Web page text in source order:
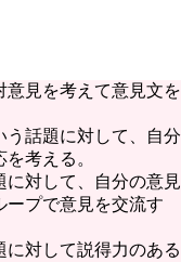
見を考えて意見文を
話題に対して、自分
考える。
対して、自分の意見
ープで意見を交流す
対して説得力のある